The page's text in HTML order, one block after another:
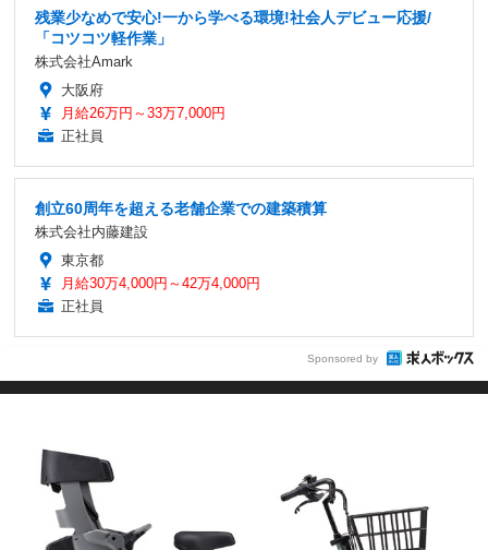
残業少なめで安心!一から学べる環境!社会人デビュー応援/
「コツコツ軽作業」
株式会社Amark
大阪府
月給26万円～33万7,000円
正社員
創立60周年を超える老舗企業での建築積算
株式会社内藤建設
東京都
月給30万4,000円～42万4,000円
正社員
Sponsored by